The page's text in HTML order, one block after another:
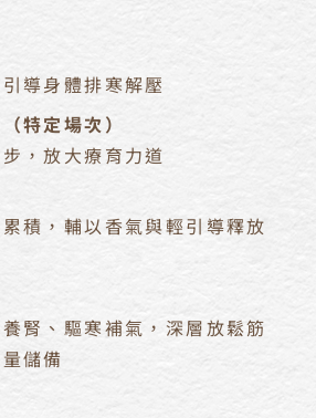
導身體排寒解壓
特定場次）
，放大療育力道
積，輔以香氣與輕引導釋放
腎、驅寒補氣，深層放鬆筋
儲備